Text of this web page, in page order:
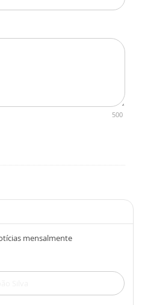
500
mensalmente